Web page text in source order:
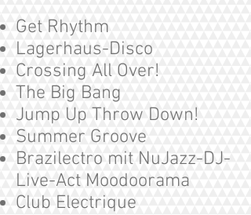
Get Rhythm
Lagerhaus-Disco
Crossing All Over!
The Big Bang
Jump Up Throw Down!
Summer Groove
Brazilectro mit NuJazz-DJ-
Live-Act Moodoorama
Club Electrique